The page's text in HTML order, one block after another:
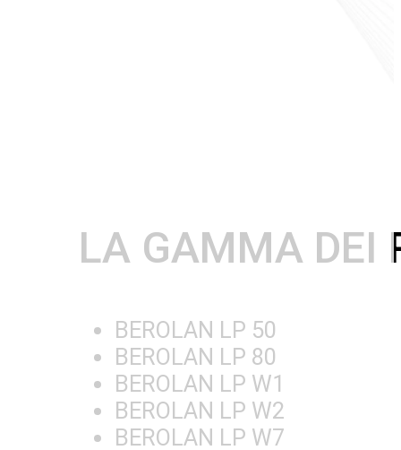
LA GAMMA DEI
BEROLAN LP 50
BEROLAN LP 80
BEROLAN LP W1
BEROLAN LP W2
BEROLAN LP W7